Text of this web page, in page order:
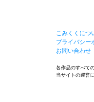
こみくくにつ
プライバシー
お問い合わせ
各作品のすべて
当サイトの運営